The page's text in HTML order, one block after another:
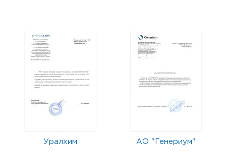
Уралхим АО "Генериум"